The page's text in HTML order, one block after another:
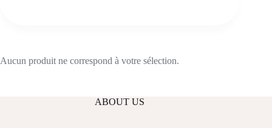
Aucun produit ne correspond à votre sélection.
ABOUT US